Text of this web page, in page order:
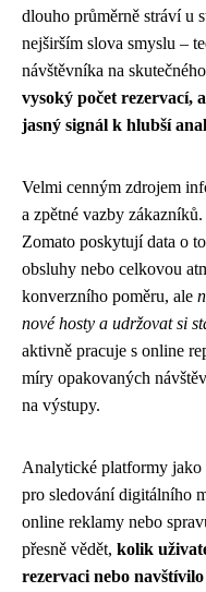
dlouho průměrně stráví u
nejširším slova smyslu –
návštěvníka na
vysoký počet rezervací,
jasný signál k hlubší
Velmi cenným zdrojem
a zpětné vazby
Zomato poskytují data o
obsluhy nebo celkovou
konverzního poměru, ale
nové hosty a udržovat si
aktivně pracuje s online
míry opakovaných
na výstupy.
Analytické platformy jako
pro sledování digitálního
online reklamy nebo
přesně vědět, kolik
rezervaci nebo